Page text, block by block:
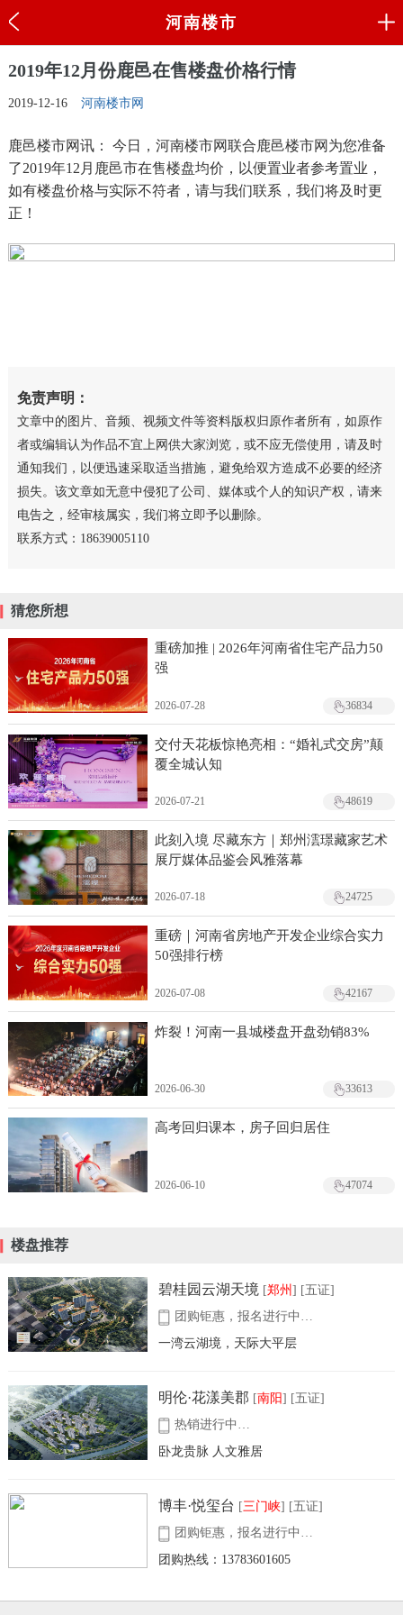
河南楼市
2019年12月份鹿邑在售楼盘价格行情
2019-12-16 河南楼市网
鹿邑楼市网讯： 今日，河南楼市网联合鹿邑楼市网为您准备
了2019年12月鹿邑市在售楼盘均价，以便置业者参考置业，
如有楼盘价格与实际不符者，请与我们联系，我们将及时更
正！
免责声明：
文章中的图片、音频、视频文件等资料版权归原作者所有，如原作
者或编辑认为作品不宜上网供大家浏览，或不应无偿使用，请及时
通知我们，以便迅速采取适当措施，避免给双方造成不必要的经济
损失。该文章如无意中侵犯了公司、媒体或个人的知识产权，请来
电告之，经审核属实，我们将立即予以删除。
联系方式：18639005110
猜您所想
重磅加推 | 2026年河南省住宅产品力50
强
2026-07-28 36834
交付天花板惊艳亮相：“婚礼式交房”颠
覆全城认知
2026-07-21 48619
此刻入境 尽藏东方｜郑州澐璟藏家艺术
展厅媒体品鉴会风雅落幕
2026-07-18 24725
重磅｜河南省房地产开发企业综合实力
50强排行榜
2026-07-08 42167
炸裂！河南一县城楼盘开盘劲销83%
2026-06-30 33613
高考回归课本，房子回归居住
2026-06-10 47074
楼盘推荐
碧桂园云湖天境 [郑州 ] [五证]
团购钜惠，报名进行中…
一湾云湖境，天际大平层
明伦·花漾美郡 [南阳] [五证]
热销进行中…
卧龙贵脉 人文雅居
博丰·悦玺台 [三门峡] [五证]
团购钜惠，报名进行中…
团购热线：13783601605